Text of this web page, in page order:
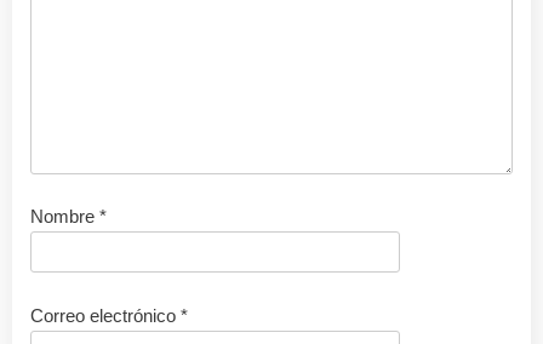
Nombre *
Correo electrónico *